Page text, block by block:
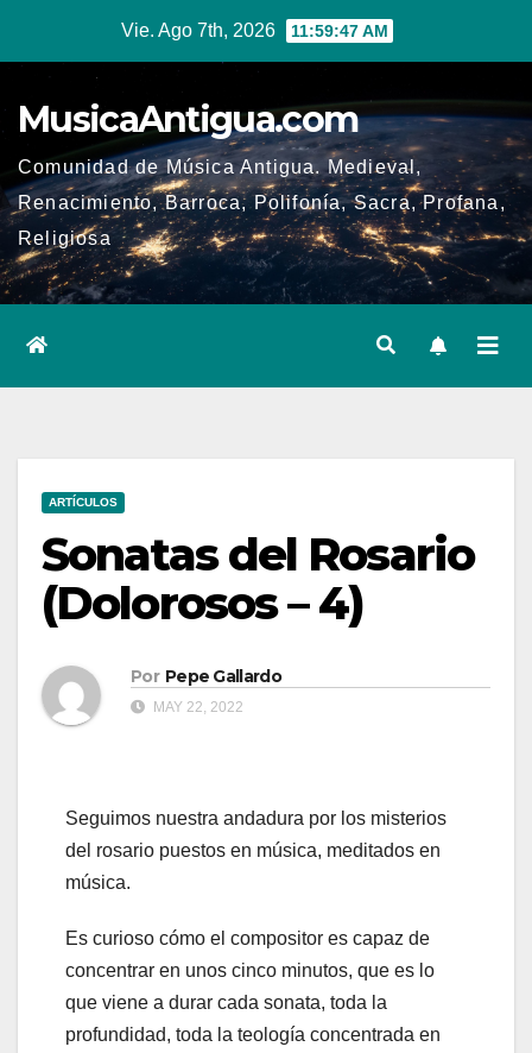
Vie. Ago 7th, 2026 11:59:48 AM
MusicaAntigua.com
Comunidad de Música Antigua. Medieval,
Renacimiento, Barroca, Polifonía, Sacra, Profana,
Religiosa
ARTÍCULOS
Sonatas del Rosario
(Dolorosos – 4)
Por Pepe Gallardo
MAY 22, 2022
Seguimos nuestra andadura por los misterios
del rosario puestos en música, meditados en
música.
Es curioso cómo el compositor es capaz de
concentrar en unos cinco minutos, que es lo
que viene a durar cada sonata, toda la
profundidad, toda la teología concentrada en